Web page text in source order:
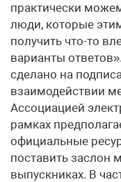
практически
люди, которые
получить что-то
варианты
сделано на
взаимодействии
Ассоциацией
рамках
официальные
поставить
выпускниках. В